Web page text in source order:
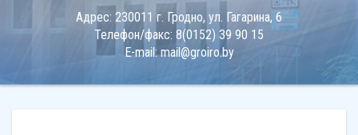
Адрес: 230011 г. Гродно, ул. Гагарина, 6
Телефон/факс: 8(0152) 39 90 15
E-mail:mail@groiro.by